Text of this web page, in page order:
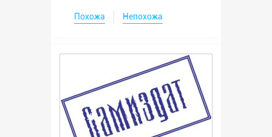
Похожа Непохожа